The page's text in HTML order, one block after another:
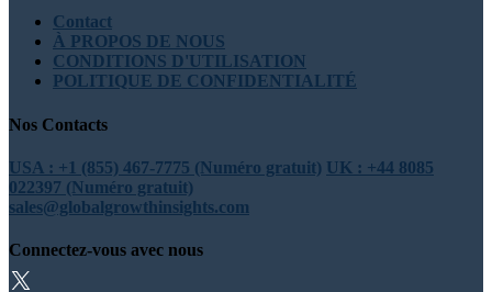
Contact
À PROPOS DE NOUS
CONDITIONS D'UTILISATION
POLITIQUE DE CONFIDENTIALITÉ
Nos Contacts
USA : +1 (855) 467-7775 (Numéro gratuit) UK : +44 8085
022397 (Numéro gratuit)
sales@globalgrowthinsights.com
Connectez-vous avec nous